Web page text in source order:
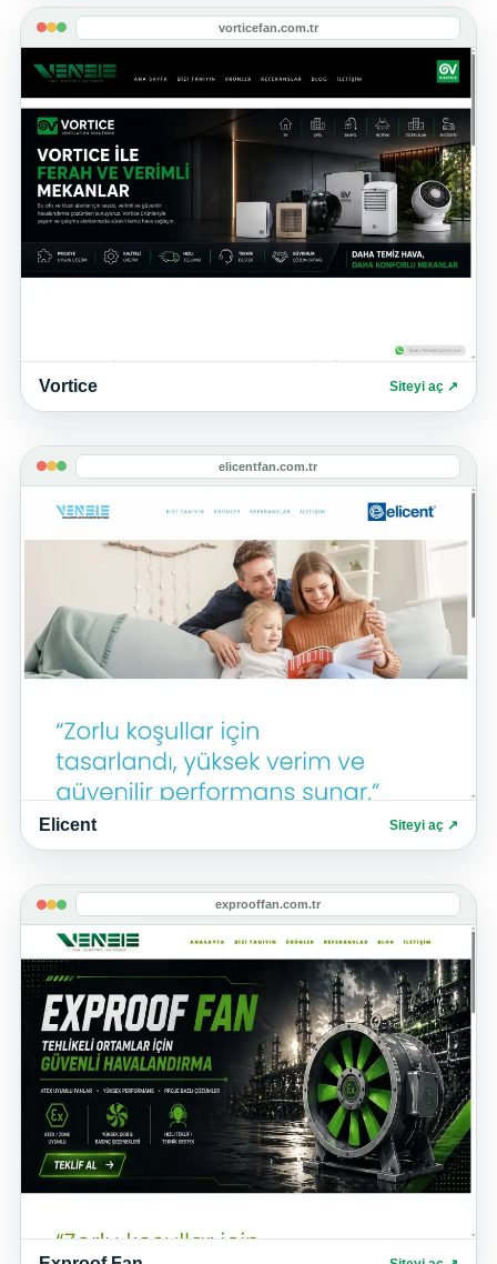
vorticefan.com.tr
Vortice Siteyi aç ↗
elicentfan.com.tr
Elicent Siteyi aç ↗
exprooffan.com.tr